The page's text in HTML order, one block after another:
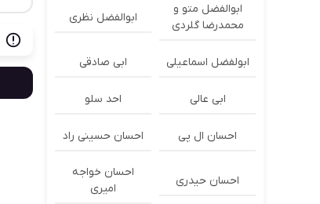
ابوالفضل متو و
محمدرضا گلردی
ابوالفضل نظری
ابولفضل اسماعیلی ابی صادقی
ابی عالی احد سلو
احسان ال پی احسان حسینی راد
احسان حیدری
احسان خواجه
امیری